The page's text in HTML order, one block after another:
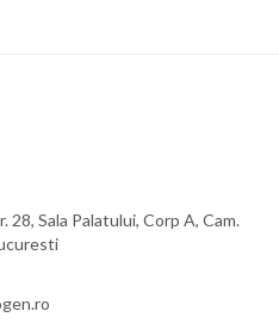
28, Sala Palatului, Corp A, Cam.